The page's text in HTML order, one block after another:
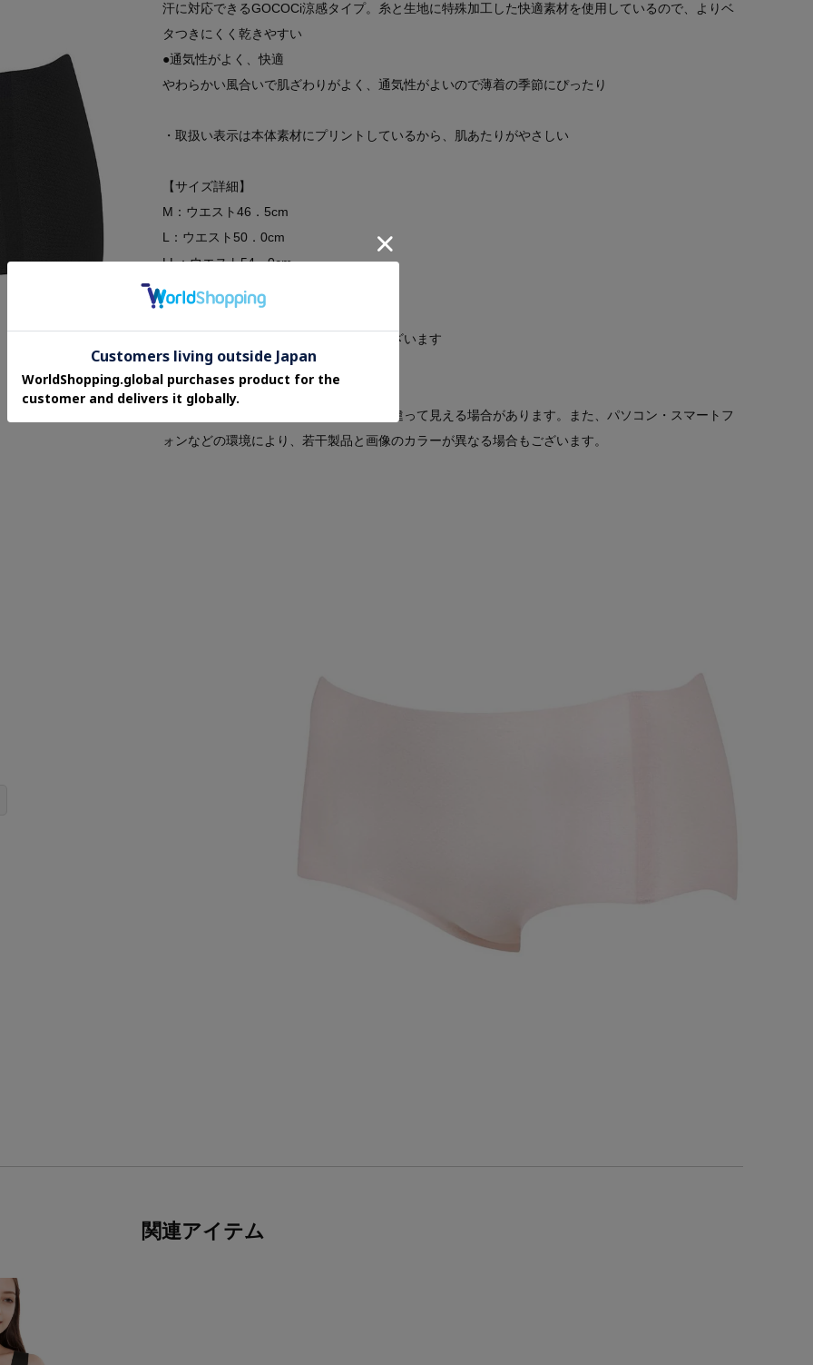
汗に対応できるGOCOCi涼感タイプ。糸と生地に特殊加工した快適素材を使用しているので、よりベ
タつきにくく乾きやすい
●通気性がよく、快適
やわらかい風合いで肌ざわりがよく、通気性がよいので薄着の季節にぴったり
・取扱い表示は本体素材にプリントしているから、肌あたりがやさしい
【サイズ詳細】
M：ウエスト46．5cm
L：ウエスト50．0cm
LL：ウエスト54．0cm
※サイズ詳細の寸法には多少の差異がございます
※照明の関係により、実際よりも色味が違って見える場合があります。また、パソコン・スマートフ
ォンなどの環境により、若干製品と画像のカラーが異なる場合もございます。
関連アイテム